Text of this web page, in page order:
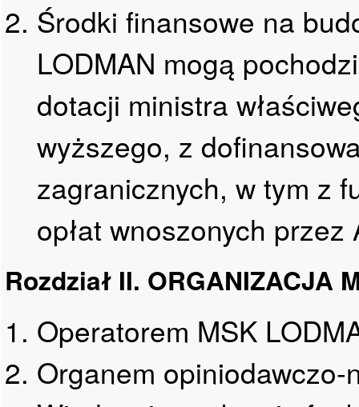
Środki finansowe na
LODMAN mogą
dotacji ministra
wyższego, z
zagranicznych, w tym z
opłat wnoszonych przez
Rozdział II. ORGANIZACJA
Operatorem MSK
Organem